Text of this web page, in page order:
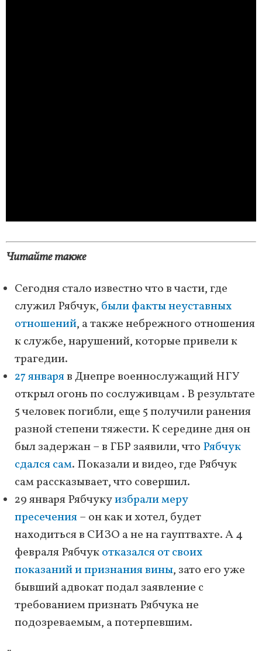
Читайте также
Сегодня стало известно что в части, где
служил Рябчук, были факты неуставных
отношений, а также небрежного отношения
к службе, нарушений, которые привели к
трагедии.
27 январяв Днепре военнослужащий НГУ
открыл огонь по сослуживцам . В результате
5 человек погибли, еще 5 получили ранения
разной степени тяжести. К середине дня он
был задержан – в ГБР заявили, что Рябчук
сдался сам. Показали и видео, где Рябчук
сам рассказывает, что совершил.
29 января Рябчукуизбрали меру
пресечения– он как и хотел, будет
находиться в СИЗО а не на гауптвахте. А 4
февраля Рябчукотказался от своих
показаний и признания вины, зато его уже
бывший адвокат подал заявление с
требованием признать Рябчука не
подозреваемым, а потерпевшим.